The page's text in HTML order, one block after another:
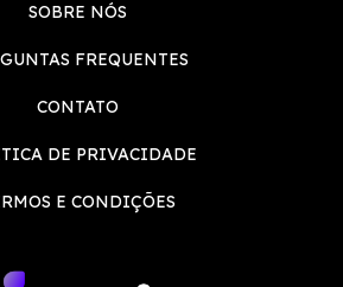
SOBRE NÓS
FREQUENTES
CONTATO
DE PRIVACIDADE
E CONDIÇÕES